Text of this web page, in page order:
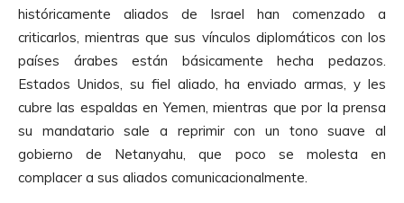
históricamente aliados de Israel han comenzado a
criticarlos, mientras que sus vínculos diplomáticos con los
países árabes están básicamente hecha pedazos.
Estados Unidos, su fiel aliado, ha enviado armas, y les
cubre las espaldas en Yemen, mientras que por la prensa
su mandatario sale a reprimir con un tono suave al
gobierno de Netanyahu, que poco se molesta en
complacer a sus aliados comunicacionalmente.